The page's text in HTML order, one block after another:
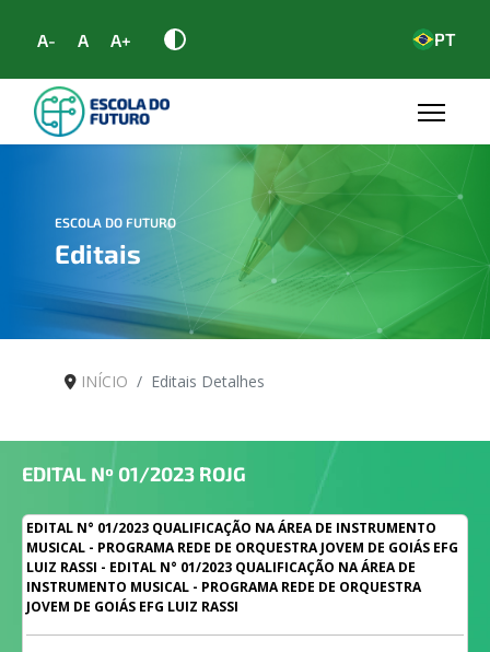
A- A A+ PT
ESCOLA DO FUTURO
Editais
INÍCIO Editais Detalhes
EDITAL Nº 01/2023 ROJG
EDITAL N° 01/2023 QUALIFICAÇÃO NA ÁREA DE INSTRUMENTO
MUSICAL - PROGRAMA REDE DE ORQUESTRA JOVEM DE GOIÁS EFG
LUIZ RASSI - EDITAL N° 01/2023 QUALIFICAÇÃO NA ÁREA DE
INSTRUMENTO MUSICAL - PROGRAMA REDE DE ORQUESTRA
JOVEM DE GOIÁS EFG LUIZ RASSI